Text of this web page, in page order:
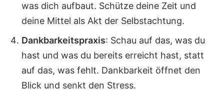
was dich aufbaut. Schütze deine Zeit und
deine Mittel als Akt der Selbstachtung.
Dankbarkeitspraxis: Schau auf das, was du
hast und was du bereits erreicht hast, statt
auf das, was fehlt. Dankbarkeit öffnet den
Blick und senkt den Stress.